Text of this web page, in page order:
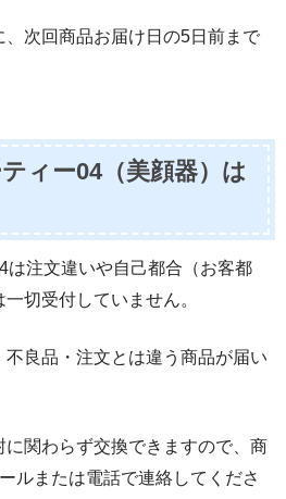
次回商品お届け日の5日前まで
ィー04（美顔器）は
は注文違いや自己都合（お客都
切受付していません。
良品・注文とは違う商品が届い
に関わらず交換できますので、商
ルまたは電話で連絡してくださ